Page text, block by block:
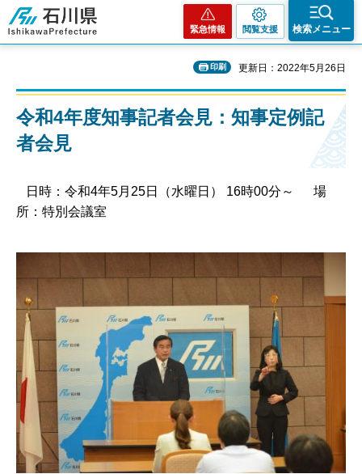
石川県
緊急情報 閲覧支援 検索メニュー
印刷 更新日：2022年5月26日
令和4年度知事記者会見：知事定例記
者会見
日時：令和4年5月25日（水曜日） 16時00分～ 場
所：特別会議室